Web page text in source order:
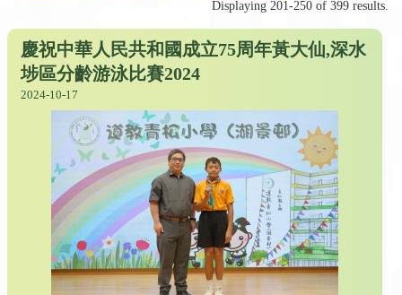
Displaying 201-250 of 399 results.
慶祝中華人民共和國成立75周年黃大仙,深水
埗區分齡游泳比賽2024
2024-10-17